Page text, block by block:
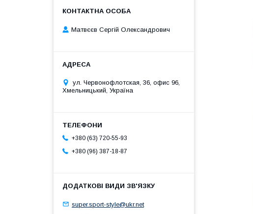
Матвєєв Сергій Олександрович
ул. Червонофлотская, 36, офис 96,
Хмельницький, Україна
+380 (63) 720-55-93
+380 (96) 387-18-87
super.sport-style@ukr.net